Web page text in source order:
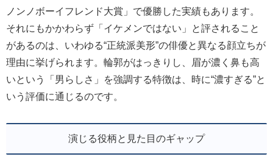
ノンノボーイフレンド大賞」で優勝した実績もあります。
それにもかかわらず「イケメンではない」と評されること
があるのは、いわゆる“正統派美形”の俳優と異なる顔立ちが
理由に挙げられます。輪郭がはっきりし、眉が濃く鼻も高
いという「男らしさ」を強調する特徴は、時に“濃すぎる”と
いう評価に通じるのです。
演じる役柄と見た目のギャップ